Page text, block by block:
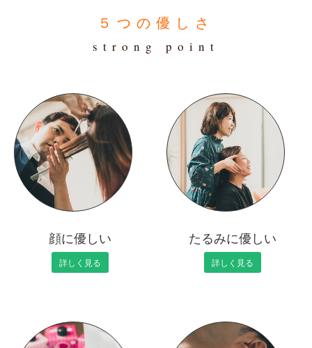
５つの優しさ
strong point
顔に優しい
詳しく見る
たるみに優しい
詳しく見る